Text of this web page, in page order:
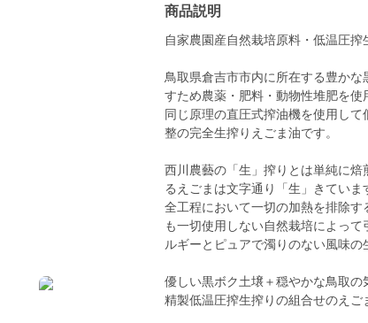
商品説明
自家農園産自然栽培原料・低温圧搾
鳥取県倉吉市市内に所在する豊か
すため農薬・肥料・動物性堆肥を
同じ原理の直圧式搾油機を使用し
整の完全生搾りえごま油です。
西川農藝の「生」搾りとは単純に
るえごまは文字通り「生」きてい
全工程において一切の加熱を排除
も一切使用しない自然栽培によっ
ルギーとピュアで濁りのない風味の
優しい黒ボク土壌＋穏やかな鳥取
精製低温圧搾生搾りの組合せのえご